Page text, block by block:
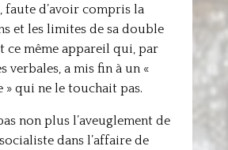
faute d’avoir compris la
et les limites de sa double
ce même appareil qui, par
verbales, a mis fin à un «
» qui ne le touchait pas.
non plus l’aveuglement de
dans l’affaire de